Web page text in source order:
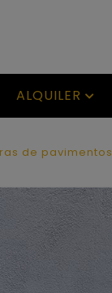
ALQUILER
de pavimentos